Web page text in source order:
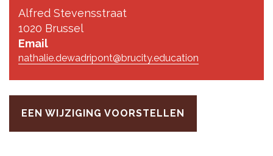
Alfred Stevensstraat
1020 Brussel
Email
nathalie.dewadripont@brucity.education
EEN WIJZIGING VOORSTELLEN